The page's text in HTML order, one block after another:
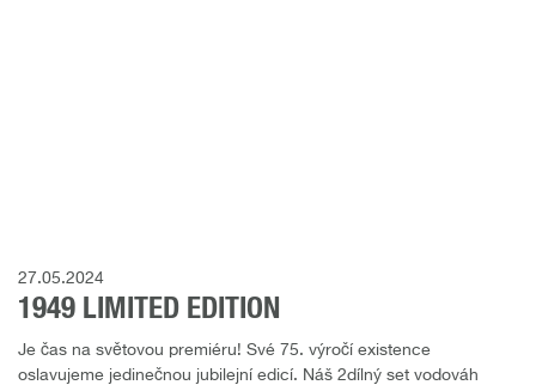
27.05.2024
1949 LIMITED EDITION
Je čas na světovou premiéru! Své 75. výročí existence
oslavujeme jedinečnou jubilejní edicí. Náš 2dílný set vodováh